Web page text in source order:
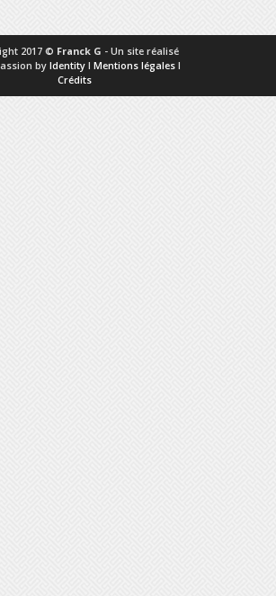
2017 © Franck G - Un site réalisé
byIdentity I Mentions légales I
Crédits